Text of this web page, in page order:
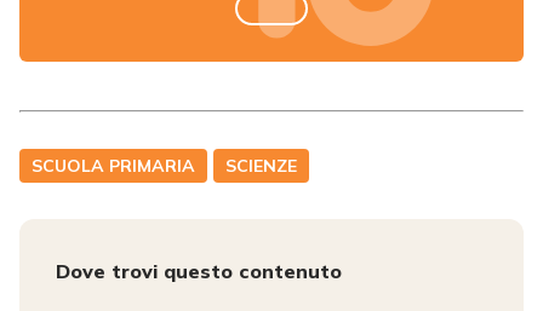
SCUOLA PRIMARIA SCIENZE
Dove trovi questo contenuto